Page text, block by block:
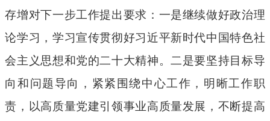
存增对下一步工作提出要求： 一是继续做好政治理
论学习， 学习宣传贯彻好习近平新时代中国特色社
会主义思想和党的二十大精神。二是要坚持目标导
向和问题导向
，紧紧围绕中心工作，明晰工作职
责，以高质量党建引领事业高质量发展 ， 不断提高